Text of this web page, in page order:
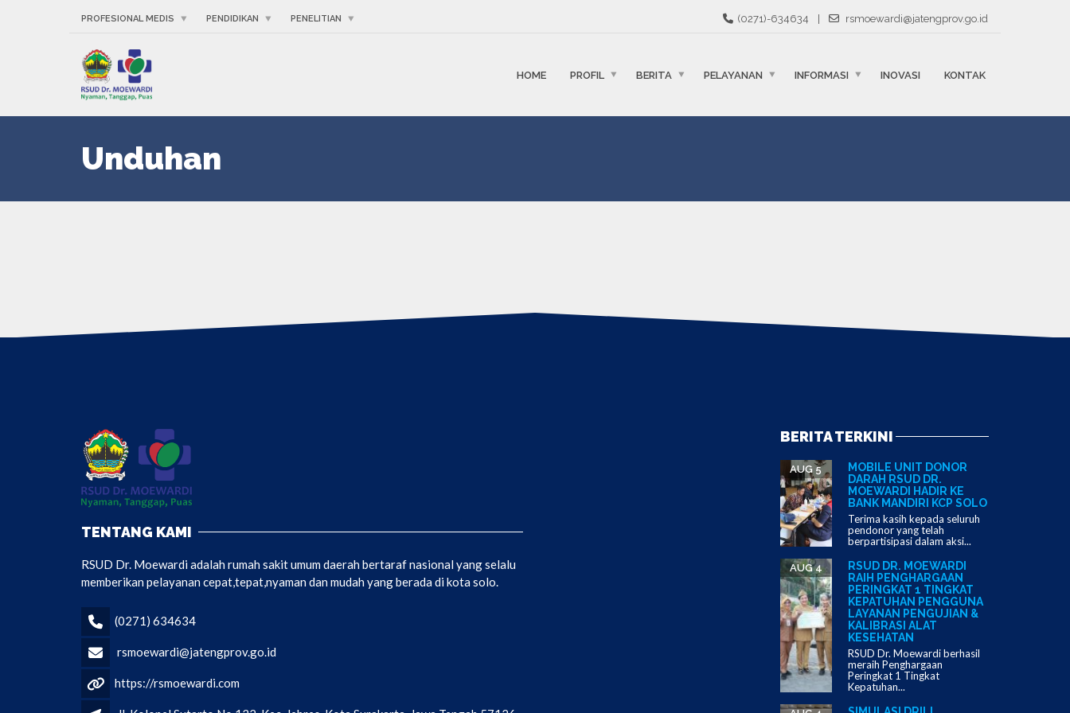
PROFESIONAL MEDIS PENDIDIKAN PENELITIAN (0271)-634634 rsmoewardi@jatengprov.go.id
HOME PROFIL BERITA PELAYANAN INFORMASI INOVASI KONTAK
Unduhan
TENTANG KAMI
RSUD Dr. Moewardi adalah rumah sakit umum daerah bertaraf nasional yang selalu
memberikan pelayanan cepat,tepat,nyaman dan mudah yang berada di kota solo.
(0271) 634634
rsmoewardi@jatengprov.go.id
https://rsmoewardi.com
BERITA TERKINI
MOBILE UNIT DONOR
DARAH RSUD DR.
MOEWARDI HADIR KE
BANK MANDIRI KCP SOLO
AUG 5
Terima kasih kepada seluruh
pendonor yang telah
berpartisipasi dalam aksi...
RSUD DR. MOEWARDI
RAIH PENGHARGAAN
PERINGKAT 1 TINGKAT
KEPATUHAN PENGGUNA
LAYANAN PENGUJIAN &
KALIBRASI ALAT
KESEHATAN
AUG 4
RSUD Dr. Moewardi berhasil
meraih Penghargaan
Peringkat 1 Tingkat
Kepatuhan...